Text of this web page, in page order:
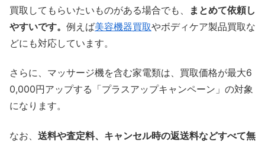
買取してもらいたいものがある場合でも、
まとめて依頼し
やすいです。 例えば美容機器買取やボディケア製品買取な
どにも対応しています。
さらに、マッサージ機を含む家電類は、買取価格が最大6
0,000円アップする「プラスアップキャンペーン」の対象
になります。
なお、 送料や査定料、キャンセル時の返送料などすべて無